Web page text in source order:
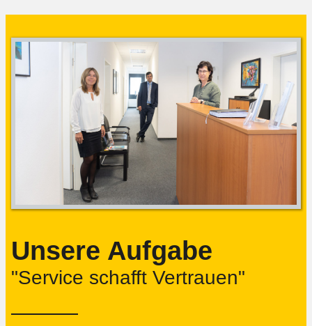
Unsere Aufgabe
"Service schafft Vertrauen"